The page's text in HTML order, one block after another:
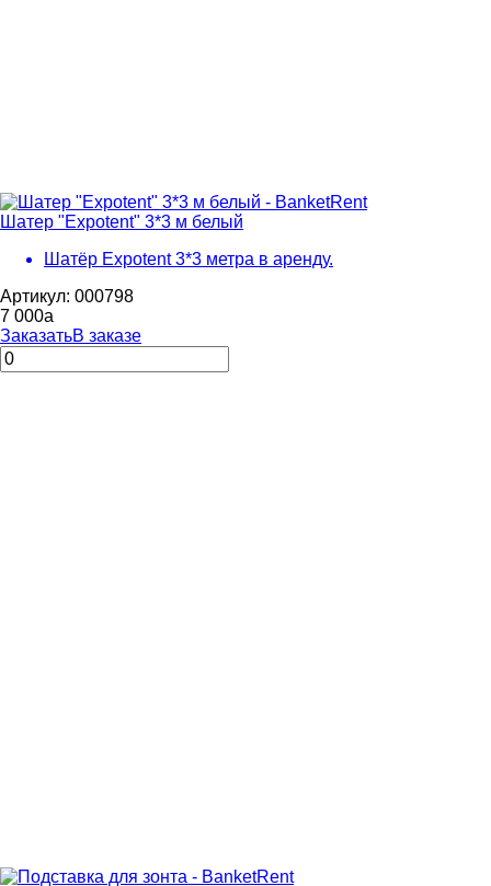
Шатер "Expotent" 3*3 м белый
Шатёр Expotent 3*3 метра в аренду.
Артикул: 000798
7 000a
ЗаказатьВ заказе